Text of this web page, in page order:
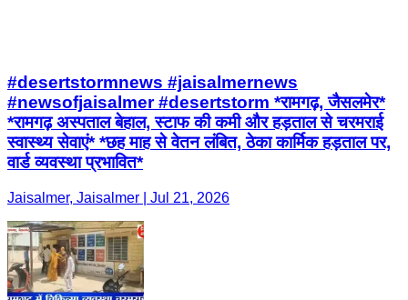
#desertstormnews #jaisalmernews
#newsofjaisalmer #desertstorm *रामगढ़, जैसलमेर*
*रामगढ़ अस्पताल बेहाल, स्टाफ की कमी और हड़ताल से चरमराई
स्वास्थ्य सेवाएं* *छह माह से वेतन लंबित, ठेका कार्मिक हड़ताल पर,
वार्ड व्यवस्था प्रभावित*
Jaisalmer, Jaisalmer | Jul 21, 2026